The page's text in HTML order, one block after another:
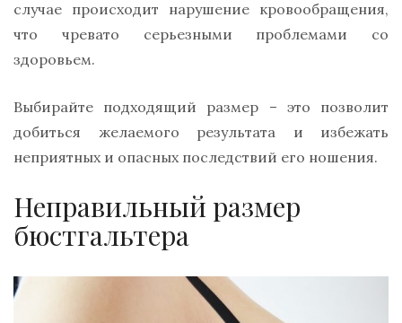
случае происходит нарушение кровообращения,
что чревато серьезными проблемами со
здоровьем.
Выбирайте подходящий размер – это позволит
добиться желаемого результата и избежать
неприятных и опасных последствий его ношения.
Неправильный размер
бюстгальтера